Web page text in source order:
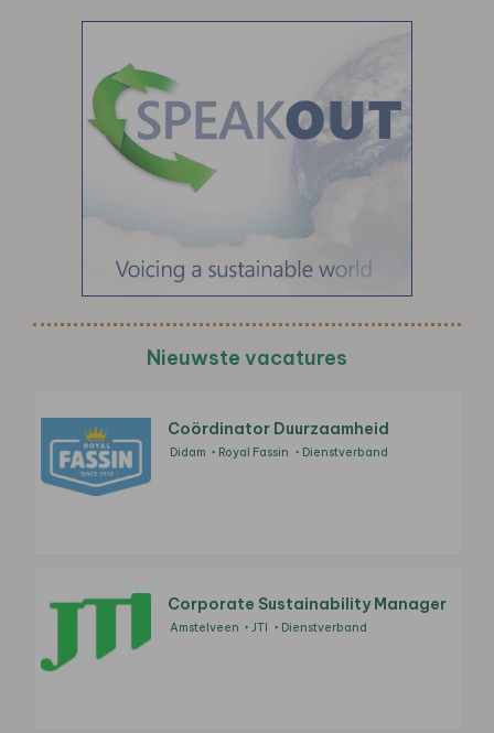
Nieuwste vacatures
Coördinator Duurzaamheid
Didam Royal Fassin Dienstverband
Corporate Sustainability Manager
Amstelveen JTI Dienstverband